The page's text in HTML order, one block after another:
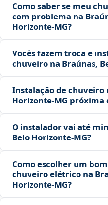
Como saber se meu
com problema na
Horizonte‑MG?
Vocês fazem troca e
chuveiro na Braúnas,
Instalação de chuveiro
Horizonte‑MG
O instalador vai até
Belo Horizonte‑MG?
Como escolher um
chuveiro elétrico na
Horizonte‑MG?